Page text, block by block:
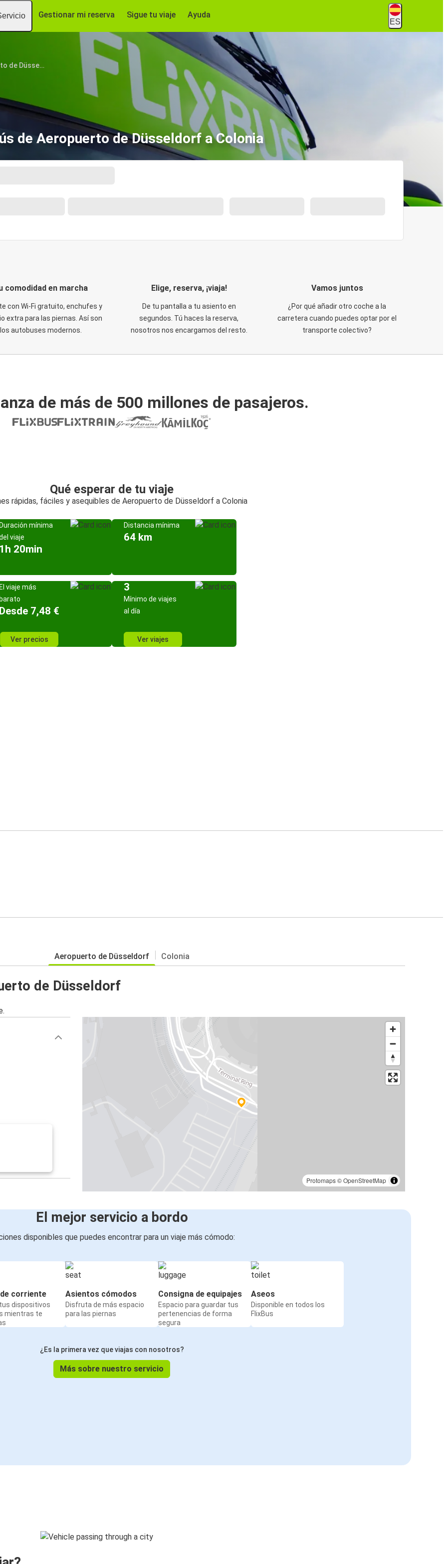
Gestionar mi reserva Sigue tu viaje Ayuda
ES
Aeropuerto de Düsseldorf
de Aeropuerto de Düsseldorf a Colonia
comodidad en marcha
con Wi-Fi gratuito, enchufes y
extra para las piernas. Así son
los autobuses modernos.
Elige, reserva, ¡viaja!
De tu pantalla a tu asiento en
segundos. Tú haces la reserva,
nosotros nos encargamos del resto.
Vamos juntos
¿Por qué añadir otro coche a la
carretera cuando puedes optar por el
transporte colectivo?
de más de 500 millones de pasajeros.
Qué esperar de tu viaje
rápidas, fáciles y asequibles de Aeropuerto de Düsseldorf a Colonia
Duración mínima
viaje
1h 20min
Distancia mínima
64 km
El viaje más
barato
Desde 7,48 €
Ver precios
3
Mínimo de viajes
al día
Ver viajes
Aeropuerto de Düsseldorf Colonia
de Düsseldorf
Protomaps©OpenStreetMap
El mejor servicio a bordo
disponibles que puedes encontrar para un viaje más cómodo:
corriente
dispositivos
mientras te
Asientos cómodos
Disfruta de más espacio
para las piernas
Consigna de equipajes
Espacio para guardar tus
pertenencias de forma
segura
Aseos
Disponible en todos los
FlixBus
¿Es la primera vez que viajas con nosotros?
Más sobre nuestro servicio